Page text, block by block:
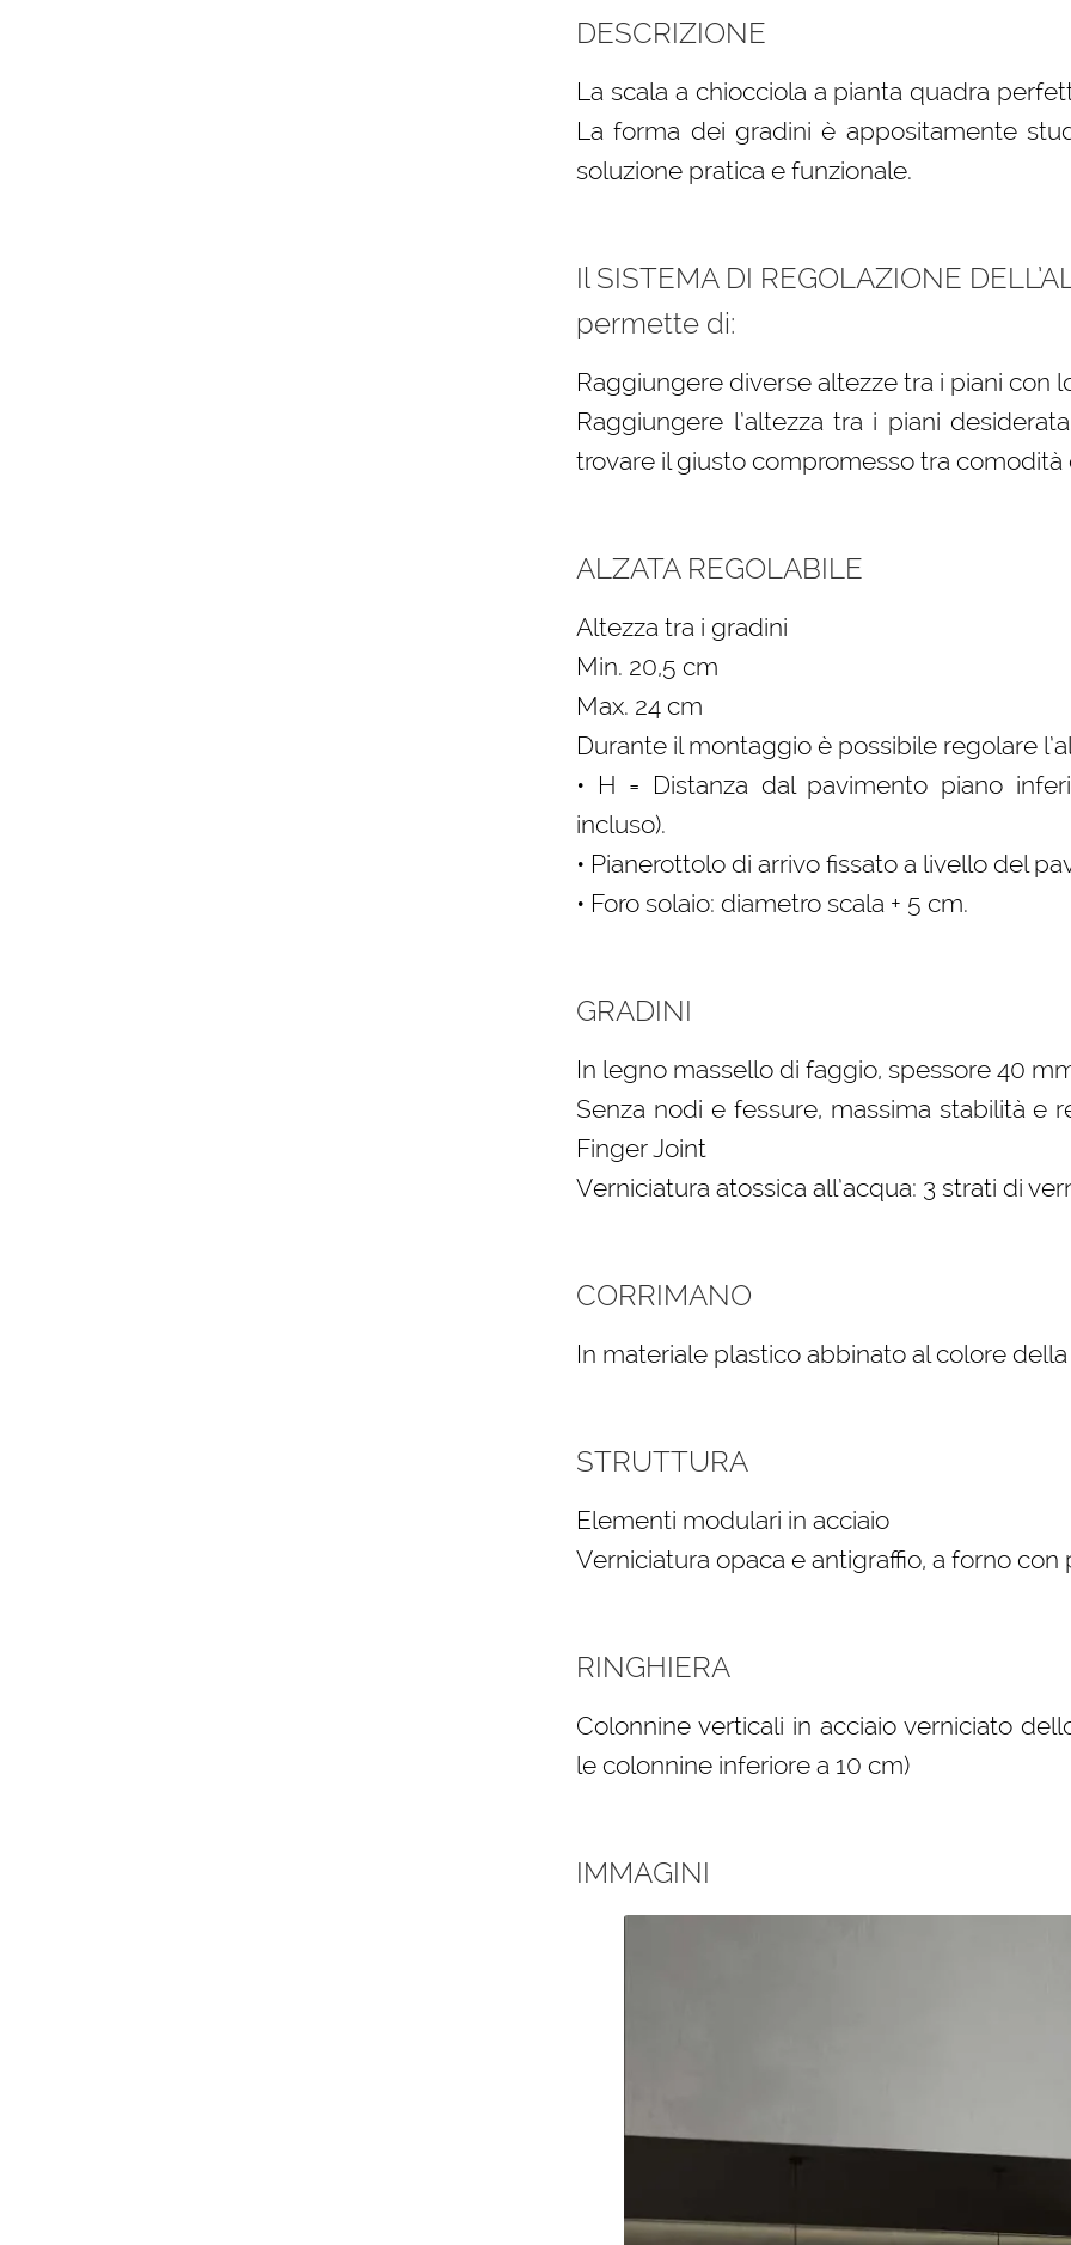
DESCRIZIONE
La scala a chiocciola a pianta quadra
La forma dei gradini è appositamente
soluzione pratica e funzionale.
Il SISTEMA DI REGOLAZIONE
permette di:
Raggiungere diverse altezze tra i piani con
Raggiungere l’altezza tra i piani
trovare il giusto compromesso tra comodità
ALZATA REGOLABILE
Altezza tra i gradini
Min. 20,5 cm
Max. 24 cm
Durante il montaggio è possibile regolare
• H = Distanza dal pavimento piano
incluso).
• Pianerottolo di arrivo fissato a livello del
• Foro solaio: diametro scala + 5 cm.
GRADINI
In legno massello di faggio, spessore 40
Senza nodi e fessure, massima stabilità e
Finger Joint
Verniciatura atossica all’acqua: 3 strati di
CORRIMANO
In materiale plastico abbinato al colore
STRUTTURA
Elementi modulari in acciaio
Verniciatura opaca e antigraffio, a forno
RINGHIERA
Colonnine verticali in acciaio verniciato
le colonnine inferiore a 10 cm)
IMMAGINI